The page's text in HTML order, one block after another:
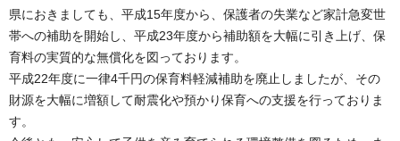
県におきましても、平成15年度から、保護者の失業など家計急変世
帯への補助を開始し、平成23年度から補助額を大幅に引き上げ、保
育料の実質的な無償化を図っております。
平成22年度に一律4千円の保育料軽減補助を廃止しましたが、その
財源を大幅に増額して耐震化や預かり保育への支援を行っておりま
す。